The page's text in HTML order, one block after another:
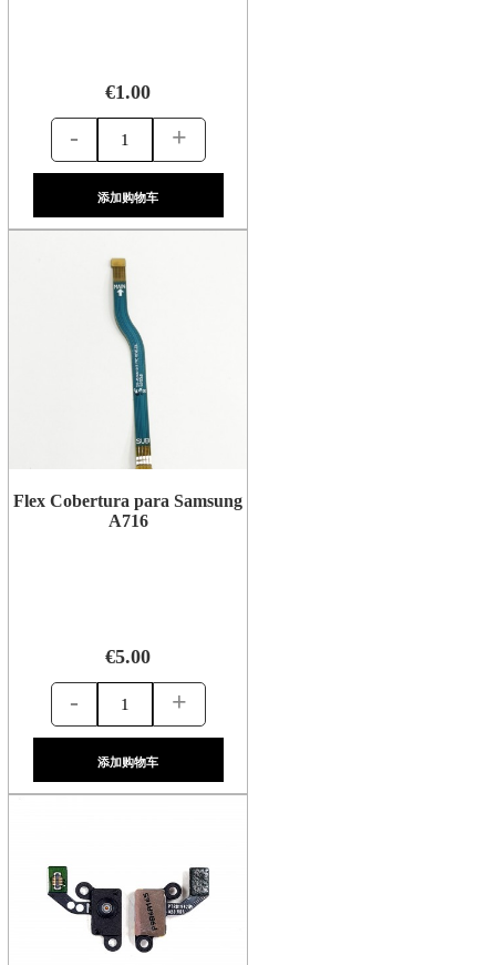
€1.00
- +
添加购物车
Flex Cobertura para Samsung
A716
€5.00
- +
添加购物车